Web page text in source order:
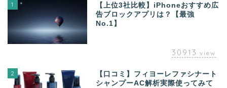
1
【上位3社比較】iPhoneおすすめ広
告ブロックアプリは？【最強
No.1】
30913 view
2
【口コミ】フィヨーレファシナート
シャンプーAC解析実際使ってみて